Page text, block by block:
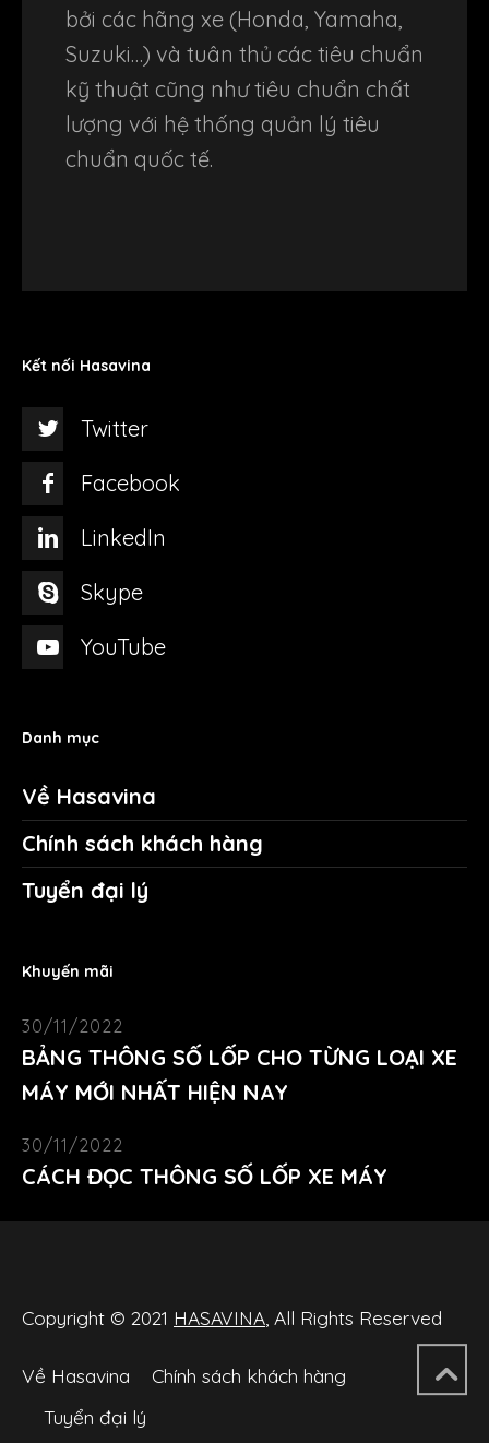
bởi các hãng xe (Honda, Yamaha,
Suzuki…) và tuân thủ các tiêu chuẩn
kỹ thuật cũng như tiêu chuẩn chất
lượng với hệ thống quản lý tiêu
chuẩn quốc tế.
Kết nối Hasavina
Twitter
Facebook
LinkedIn
Skype
YouTube
Danh mục
Về Hasavina
Chính sách khách hàng
Tuyển đại lý
Khuyến mãi
30/11/2022
BẢNG THÔNG SỐ LỐP CHO TỪNG LOẠI XE
MÁY MỚI NHẤT HIỆN NAY
30/11/2022
CÁCH ĐỌC THÔNG SỐ LỐP XE MÁY
Copyright © 2021 HASAVINA , All Rights Reserved
Về Hasavina
Chính sách khách hàng
Tuyển đại lý